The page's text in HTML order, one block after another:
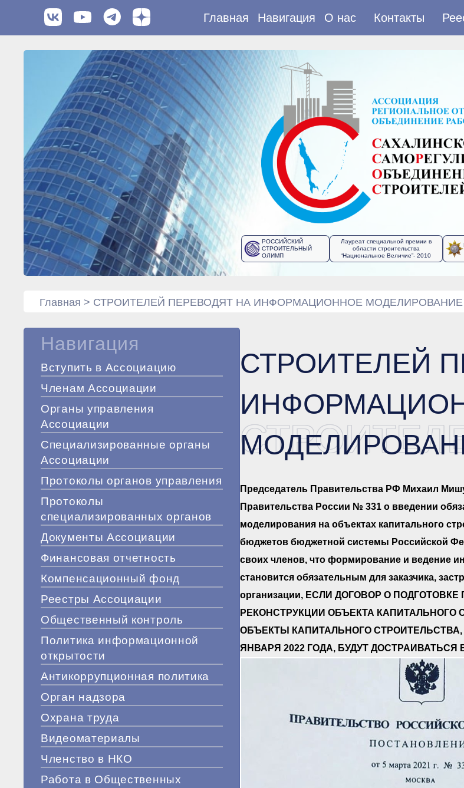
Главная Навигация О нас Контакты
РОССИЙСКИЙ
СТРОИТЕЛЬНЫЙ
ОЛИМП
Лауреат специальной премии в
области строительства
“Национальное Величие”- 2010
Главная > СТРОИТЕЛЕЙ ПЕРЕВОДЯТ НА ИНФОРМАЦИОННОЕ МОДЕЛИРОВАНИЕ
Навигация
Вступить в Ассоциацию
Членам Ассоциации
Органы управления
Ассоциации
Специализированные органы
Ассоциации
Протоколы органов управления
Протоколы
специализированных органов
Документы Ассоциации
Финансовая отчетность
Компенсационный фонд
Реестры Ассоциации
Общественный контроль
Политика информационной
открытости
Антикоррупционная политика
Орган надзора
Охрана труда
Видеоматериалы
Членство в НКО
Работа в Общественных
СТРОИТЕЛЕЙ
Председатель Правительства РФ Михаил
Правительства России № 331 о введении
моделирования на объектах капитального
бюджетов бюджетной системы Российской
своих членов, что формирование и ведение
становится обязательным для заказчика,
организации, ЕСЛИ ДОГОВОР О
РЕКОНСТРУКЦИИ ОБЪЕКТА КАПИТАЛЬНОГО
ОБЪЕКТЫ КАПИТАЛЬНОГО
ЯНВАРЯ 2022 ГОДА, БУДУТ